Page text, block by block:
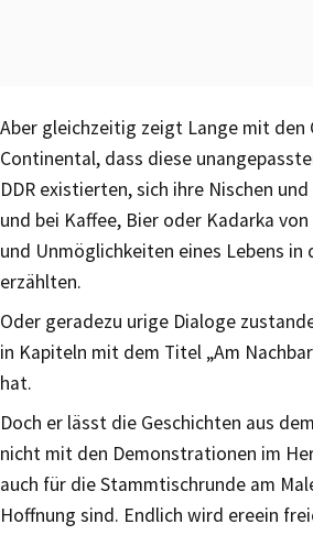
Aber gleichzeitig zeigt Lange mit den
Continental, dass diese
DDR existierten, sich ihre Nischen
und bei Kaffee, Bier oder Kadarka
und Unmöglichkeiten eines Lebens in
erzählten.
Oder geradezu urige Dialoge
in Kapiteln mit dem Titel „Am
hat.
Doch er lässt die Geschichten aus
nicht mit den Demonstrationen im
auch für die Stammtischrunde am
Hoffnung sind. Endlich wird ereein